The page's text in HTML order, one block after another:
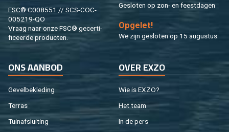
FSC® C008551 // SCS-COC-
005219-QO
Vraag naar onze FSC® ge­cer­ti­
fi­ceer­de pro­duc­ten.
Ge­slo­ten op zon- en feest­da­gen
Op­ge­let!
We zijn ge­slo­ten op 15 au­gus­tus.
ONS AAN­BOD
Ge­vel­be­kle­ding
Ter­ras
Tuin­af­slui­ting
OVER EXZO
Wie is EXZO?
Het team
In de pers